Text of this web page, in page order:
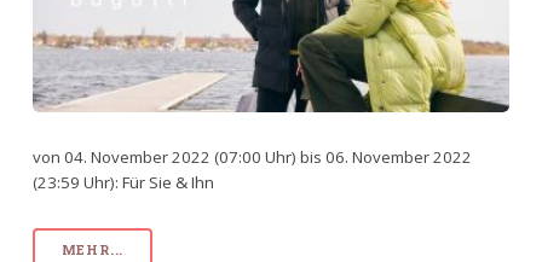
von 04. November 2022 (07:00 Uhr) bis 06. November 2022
(23:59 Uhr): Für Sie & Ihn
MEHR...